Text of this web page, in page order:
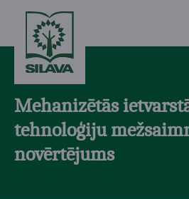
Mehanizētās
tehnoloģiju
novērtējums